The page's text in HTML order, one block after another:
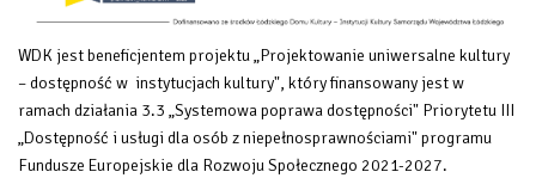
WDK jest beneficjentem projektu „Projektowanie uniwersalne kultury
– dostępność w instytucjach kultury", który finansowany jest w
ramach działania 3.3 „Systemowa poprawa dostępności" Priorytetu III
„Dostępność i usługi dla osób z niepełnosprawnościami" programu
Fundusze Europejskie dla Rozwoju Społecznego 2021-2027.